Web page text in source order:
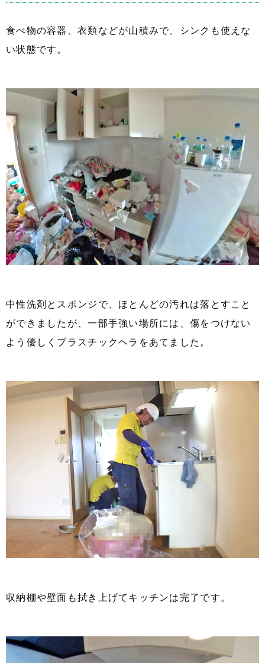
食べ物の容器、衣類などが山積みで、シンクも使えな
い状態です。
中性洗剤とスポンジで、ほとんどの汚れは落とすこと
ができましたが、一部手強い場所には、傷をつけない
よう優しくプラスチックヘラをあてました。
収納棚や壁面も拭き上げてキッチンは完了です。